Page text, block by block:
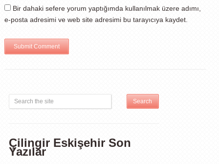
Bir dahaki sefere yorum yaptığımda kullanılmak üzere adımı,
e-posta adresimi ve web site adresimi bu tarayıcıya kaydet.
Çilingir Eskişehir Son
Yazılar